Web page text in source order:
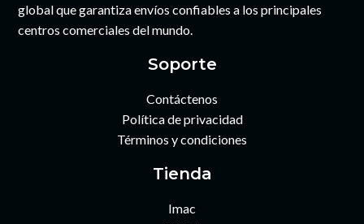
global que garantiza envíos confiables a los principales
centros comerciales del mundo.
Soporte
Contáctenos
Política de privacidad
Términos y condiciones
Tienda
Imac